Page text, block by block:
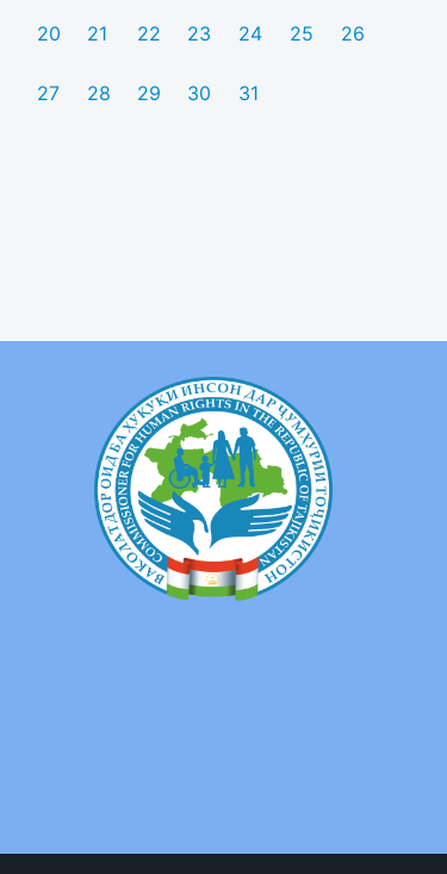
20 21 22 23 24 25 26
27 28 29 30 31